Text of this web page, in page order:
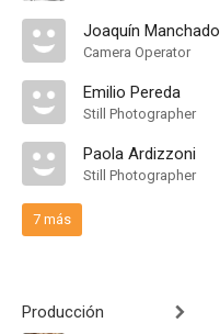
Joaquín Manchado
Camera Operator
Emilio Pereda
Still Photographer
Paola Ardizzoni
Still Photographer
7 más
Producción